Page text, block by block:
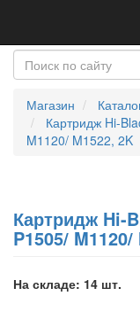
Магазин
Картридж Hi-
M1120/ M1522, 2K
Картридж Hi-
P1505/
На складе: 14 шт.